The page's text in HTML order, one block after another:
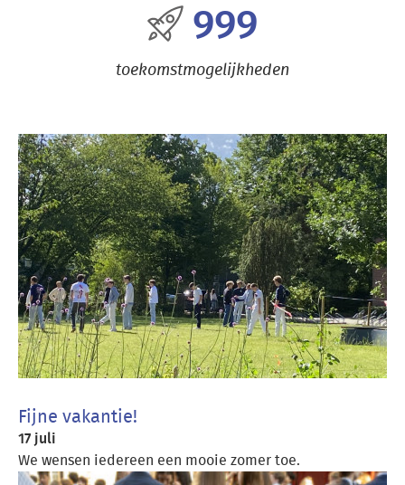
999
toekomstmogelijkheden
Fijne vakantie!
17 juli
We wensen iedereen een mooie zomer toe.